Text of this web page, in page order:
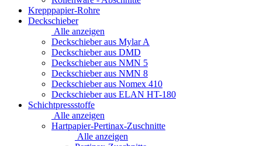
Krepppapier-Rohre
Deckschieber
Alle anzeigen
Deckschieber aus Mylar A
Deckschieber aus DMD
Deckschieber aus NMN 5
Deckschieber aus NMN 8
Deckschieber aus Nomex 410
Deckschieber aus ELAN HT-180
Schichtpressstoffe
Alle anzeigen
Hartpapier-Pertinax-Zuschnitte
Alle anzeigen